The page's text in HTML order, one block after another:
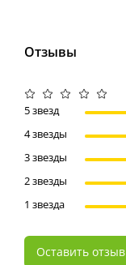
Отзывы
5 звезд
4 звезды
3 звезды
2 звезды
1 звезда
Оставить отзыв